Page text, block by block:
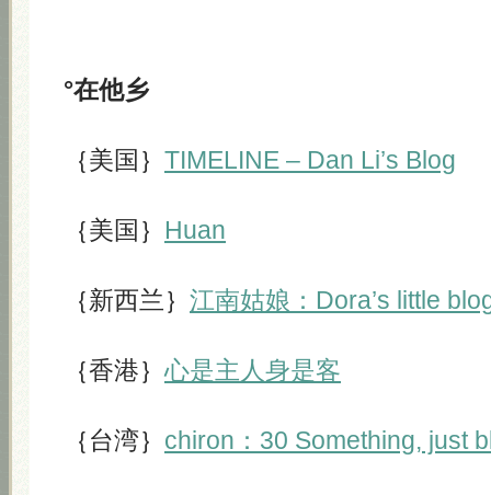
°在他乡
｛美国｝ TIMELINE – Dan Li’s Blog
｛美国｝ Huan
｛新西兰｝ 江南姑娘：Dora’s little
｛香港｝心是主人身是客
｛台湾｝ chiron：30 Something, just